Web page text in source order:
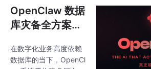
下降38%；金融系统迁
移
了三大核心场景的自动
化：1）智能缓存刷新，
支持Git变更触发、定时
理；2）HTTPS证书全
生命周期管理，从签
OpenClaw 数据
库灾备全方案：
灾备、故障自动
在数字化业务高度依赖
数据库的当下，OpenCl